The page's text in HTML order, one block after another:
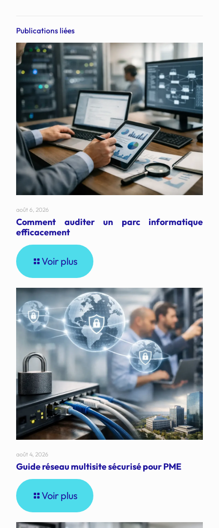
Publications liées
août 6, 2026
Comment auditer un parc informatique
efficacement
Voir plus
août 4, 2026
Guide réseau multisite sécurisé pour PME
Voir plus